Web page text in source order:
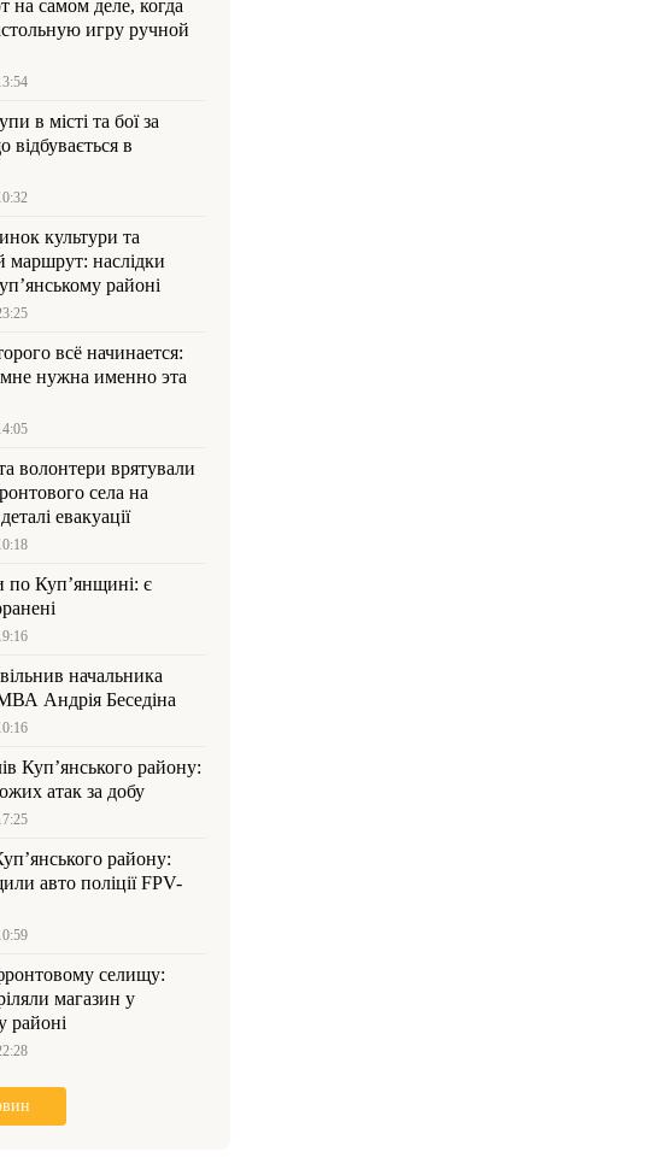
на самом деле, когда
игру ручной
в місті та бої за
відбувається в
культури та
маршрут: наслідки
районі
всё начинается:
нужна именно эта
волонтери врятували
села на
евакуації
по Куп’янщині: є
начальника
Андрія Беседіна
Куп’янського району:
атак за добу
району:
авто поліції FPV-
селищу:
магазин у
районі